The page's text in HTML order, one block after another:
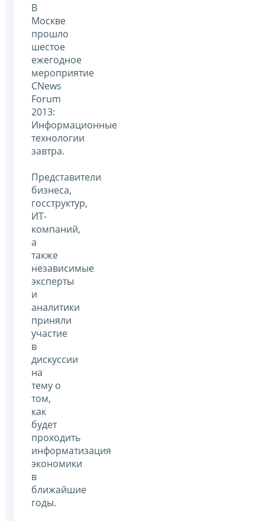
В
Москве
прошло
шестое
ежегодное
мероприятие
CNews
Forum
2013:
Информационные
технологии
завтра.
Представители
бизнеса,
госструктур,
ИТ-
компаний,
а
также
независимые
эксперты
и
аналитики
приняли
участие
в
дискуссии
на
тему о
том,
как
будет
проходить
информатизация
экономики
в
ближайшие
годы.